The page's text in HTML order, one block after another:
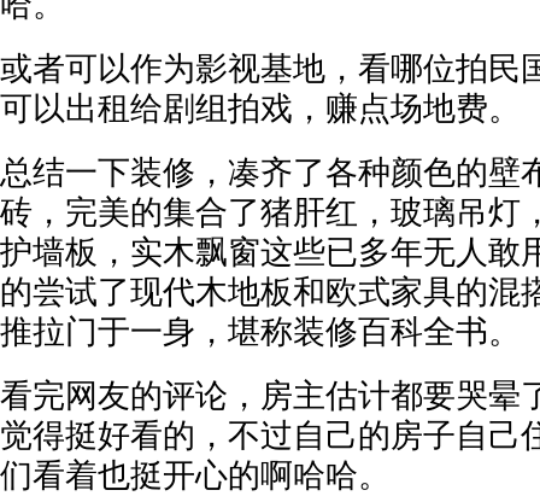
或者可以作为影视基地，看哪位拍民
可以出租给剧组拍戏，赚点场地费。
总结一下装修，凑齐了各种颜色的壁
砖，完美的集合了猪肝红，玻璃吊灯
护墙板，实木飘窗这些已多年无人敢
的尝试了现代木地板和欧式家具的混
推拉门于一身，堪称装修百科全书。
看完网友的评论，房主估计都要哭晕
觉得挺好看的，不过自己的房子自己
们看着也挺开心的啊哈哈。